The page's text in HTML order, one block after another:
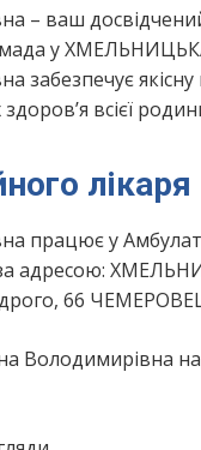
– ваш
у ХМЕЛЬНИЦЬКА
забезпечує
всієї
лікаря
працює у
адресою:
66
Володимирівна